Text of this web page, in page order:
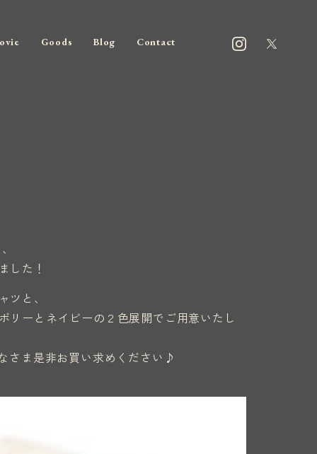
Goods Blog Contact
した！
と、
リーとネイビーの２色展開でご用意いたし
さま是非お買い求めください♪